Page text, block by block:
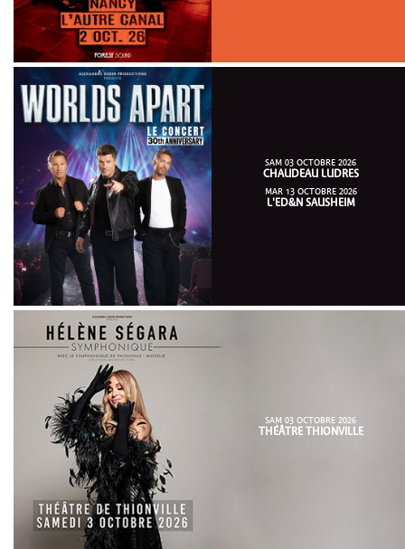
SAM 03 OCTOBRE 2026
CHAUDEAU LUDRES
MAR 13 OCTOBRE 2026
L'ED&N SAUSHEIM
SAM 03 OCTOBRE 2026
THÉÂTRE THIONVILLE